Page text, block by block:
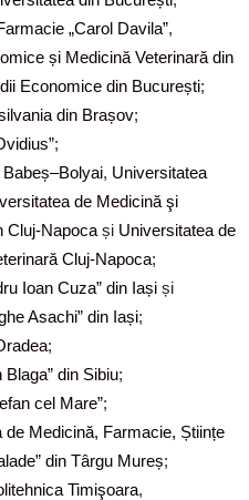
„Carol Davila”,
și Medicină Veterinară din
Economice din București;
din Brașov;
;
, Universitatea
de Medicină şi
Cluj-Napoca și Universitatea de
Cluj-Napoca;
Ioan Cuza” din Iași și
Asachi” din Iași;
;
din Sibiu;
cel Mare”;
de Medicină, Farmacie, Științe
din Târgu Mureș;
Timişoara,